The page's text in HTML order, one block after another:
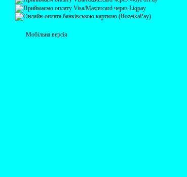
Мобільна версія